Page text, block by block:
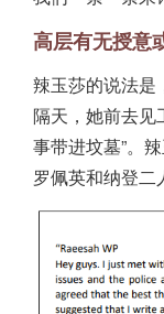
高层有无授意
辣玉莎的说法是
隔天，她前去见
事带进坟墓”。
罗佩英和纳登二